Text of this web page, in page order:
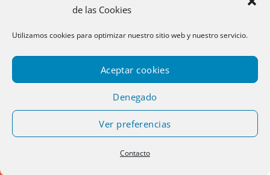
de las Cookies
Utilizamos cookies para optimizar nuestro sitio web y nuestro servicio.
Aceptar cookies
Denegado
Ver preferencias
Contacto
murazpi@murazpi.com
948 234 436 – 623 195 518
Designed by Publispace